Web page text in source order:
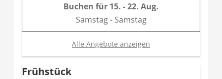
Buchen für 15. - 22. Aug.
Samstag - Samstag
Alle Angebote anzeigen
Frühstück